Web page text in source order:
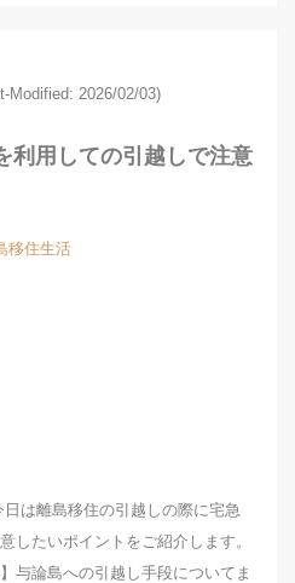
Modified: 2026/02/03)
利用しての引越しで注意
移住生活
は離島移住の引越しの際に宅急
したいポイントをご紹介します。
与論島への引越し手段についてま